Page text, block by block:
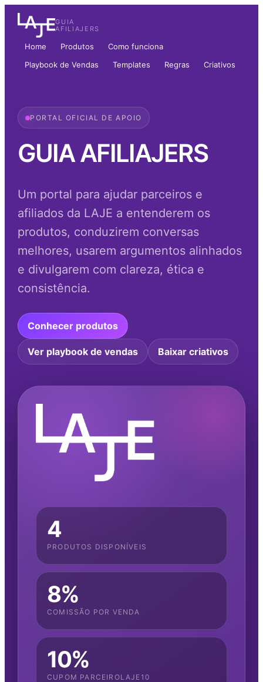
GUIA
AFILIAJERS
Home Produtos
Como funciona
Playbook de Vendas
Templates Regras Criativos
PORTAL OFICIAL DE APOIO
GUIA AFILIAJERS
Um portal para ajudar parceiros e
afiliados da LAJE a entenderem os
produtos, conduzirem conversas
melhores, usarem argumentos alinhados
e divulgarem com clareza, ética e
consistência.
Conhecer produtos
Ver playbook de vendas Baixar criativos
4
PRODUTOS DISPONÍVEIS
8%
COMISSÃO POR VENDA
10%
CUPOM PARCEIROLAJE10